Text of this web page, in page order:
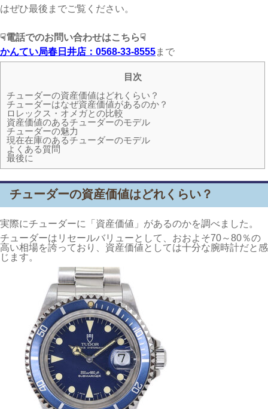
はぜひ最後までご覧ください。
☟電話でのお問い合わせはこちら☟
かんてい局春日井店：0568-33-8555まで
目次
チューダーの資産価値はどれくらい？
チューダーはなぜ資産価値があるのか？
ロレックス・オメガとの比較
資産価値のあるチューダーのモデル
チューダーの魅力
現在在庫のあるチューダーのモデル
よくある質問
最後に
チューダーの資産価値はどれくらい？
実際にチューダーに「資産価値」があるのかを調べました。
チューダーはリセールバリューとして、おおよそ70～80％の
高い相場を誇っており、資産価値としては十分な腕時計だと感
じます。